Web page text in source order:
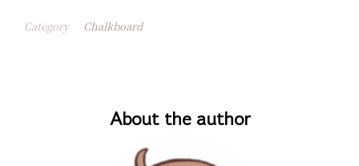
Category Chalkboard
About the author